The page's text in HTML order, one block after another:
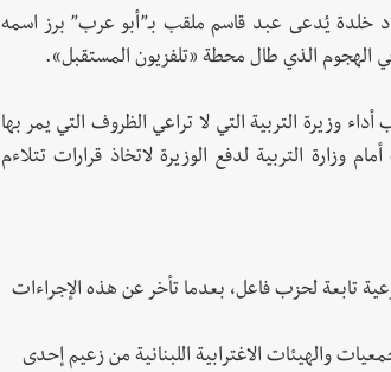
خلدة يُدعى عبد قاسم ملقب بـ”أبو عرب” برز اسمه
الهجوم الذي طال محطة «تلفزيون المستقبل».
وزيرة التربية التي لا تراعي الظروف التي يمر بها
وزارة التربية لدفع الوزيرة لاتخاذ قرارات تتلاءم
تابعة لحزب فاعل، بعدما تأخر عن هذه الإجراءات
والهيئات الاغترابية اللبنانية من زعيم إحدى